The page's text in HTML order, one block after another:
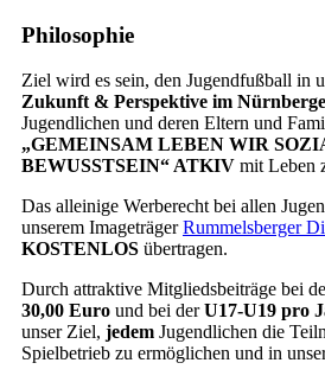
Philosophie
Ziel wird es sein, den Jugendfußball in
Zukunft & Perspektive im
Jugendlichen und deren Eltern und
„GEMEINSAM LEBEN WIR
BEWUSSTSEIN“ ATKIV mit Leben
Das alleinige Werberecht bei allen
unserem ImageträgerRummelsberger
KOSTENLOS übertragen.
Durch attraktive Mitgliedsbeiträge bei
30,00 Euro und bei derU17-U19 pro
unser Ziel, jedem Jugendlichen die
Spielbetrieb zu ermöglichen und in